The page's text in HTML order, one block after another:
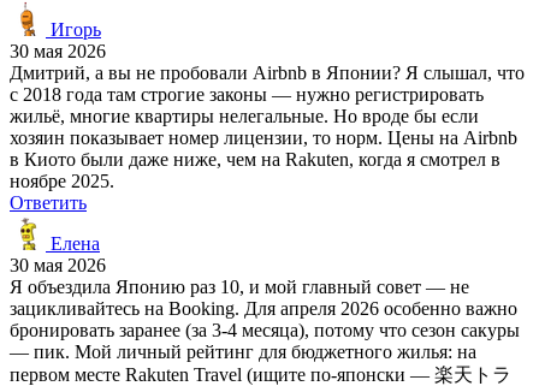
Игорь
30 мая 2026
Дмитрий, а вы не пробовали Airbnb в Японии? Я слышал, что
с 2018 года там строгие законы — нужно регистрировать
жильё, многие квартиры нелегальные. Но вроде бы если
хозяин показывает номер лицензии, то норм. Цены на Airbnb
в Киото были даже ниже, чем на Rakuten, когда я смотрел в
ноябре 2025.
Ответить
Елена
30 мая 2026
Я объездила Японию раз 10, и мой главный совет — не
зацикливайтесь на Booking. Для апреля 2026 особенно важно
бронировать заранее (за 3-4 месяца), потому что сезон сакуры
— пик. Мой личный рейтинг для бюджетного жилья: на
первом месте Rakuten Travel (ищите по-японски — 楽天トラ